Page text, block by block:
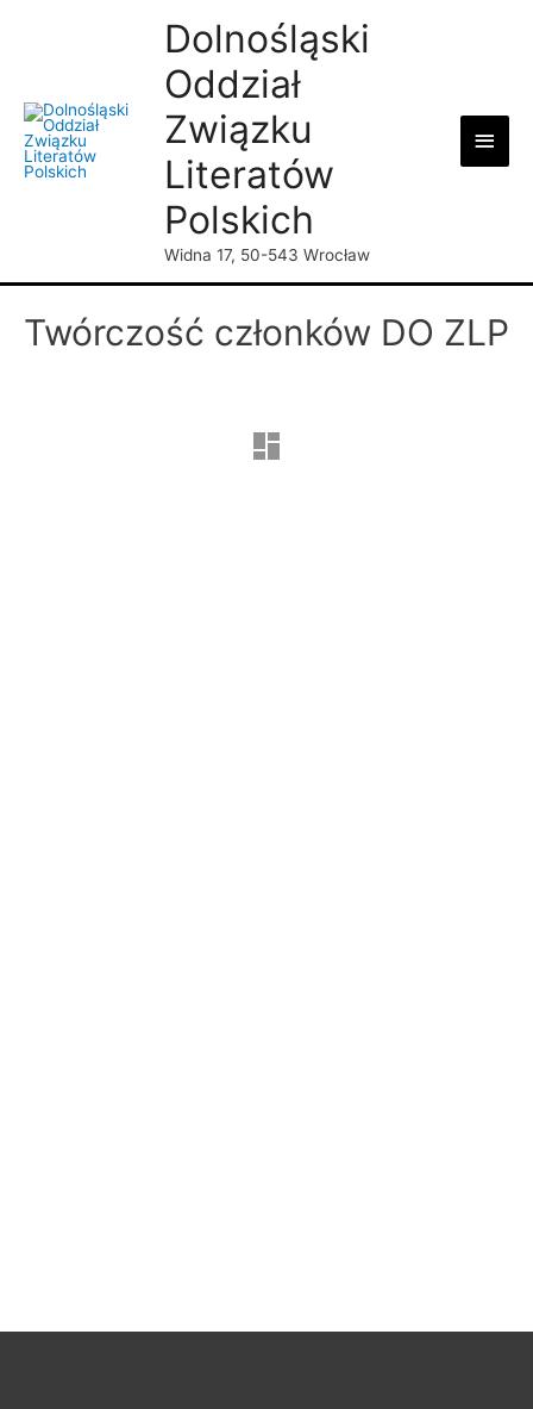
Dolnośląski
Oddział
Związku
Literatów
Polskich
Widna 17, 50-543 Wrocław
Main
Twórczość członków DO ZLP